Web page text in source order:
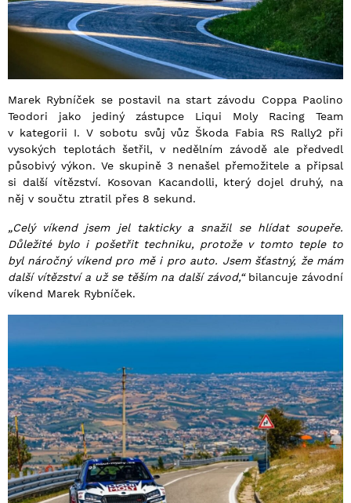
Marek Rybníček se postavil na start závodu Coppa Paolino
Teodori jako jediný zástupce Liqui Moly Racing Team
v kategorii I. V sobotu svůj vůz Škoda Fabia RS Rally2 při
vysokých teplotách šetřil, v nedělním závodě ale předvedl
působivý výkon. Ve skupině 3 nenašel přemožitele a připsal
si další vítězství. Kosovan Kacandolli, který dojel druhý, na
něj v součtu ztratil přes 8 sekund.
„Celý víkend jsem jel takticky a snažil se hlídat soupeře.
Důležité bylo i pošetřit techniku, protože v tomto teple to
byl náročný víkend pro mě i pro auto. Jsem šťastný, že mám
další vítězství a už se těším na další závod,“bilancuje závodní
víkend Marek Rybníček.